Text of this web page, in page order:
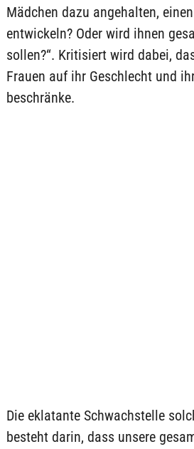
Mädchen dazu angehalten,
entwickeln? Oder wird ihnen
sollen?“. Kritisiert wird dabei,
Frauen auf ihr Geschlecht und
beschränke.
Die eklatante Schwachstelle
besteht darin, dass unsere